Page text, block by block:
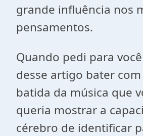
grande influência nos
pensamentos.
Quando pedi para
desse artigo bater
batida da música que
queria mostrar a
cérebro de identificar